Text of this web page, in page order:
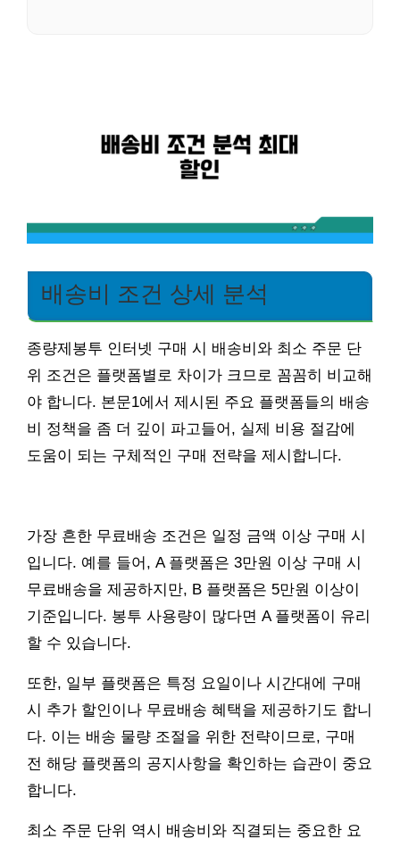
배송비 조건 상세 분석
종량제봉투 인터넷 구매 시 배송비와 최소 주문 단
위 조건은 플랫폼별로 차이가 크므로 꼼꼼히 비교해
야 합니다. 본문1에서 제시된 주요 플랫폼들의 배송
비 정책을 좀 더 깊이 파고들어, 실제 비용 절감에
도움이 되는 구체적인 구매 전략을 제시합니다.
가장 흔한 무료배송 조건은 일정 금액 이상 구매 시
입니다. 예를 들어, A 플랫폼은 3만원 이상 구매 시
무료배송을 제공하지만, B 플랫폼은 5만원 이상이
기준입니다. 봉투 사용량이 많다면 A 플랫폼이 유리
할 수 있습니다.
또한, 일부 플랫폼은 특정 요일이나 시간대에 구매
시 추가 할인이나 무료배송 혜택을 제공하기도 합니
다. 이는 배송 물량 조절을 위한 전략이므로, 구매
전 해당 플랫폼의 공지사항을 확인하는 습관이 중요
합니다.
최소 주문 단위 역시 배송비와 직결되는 중요한 요